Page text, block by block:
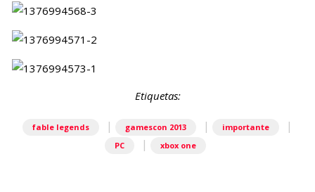
Etiquetas:
fable legends | gamescon 2013 | importante |
PC | xbox one